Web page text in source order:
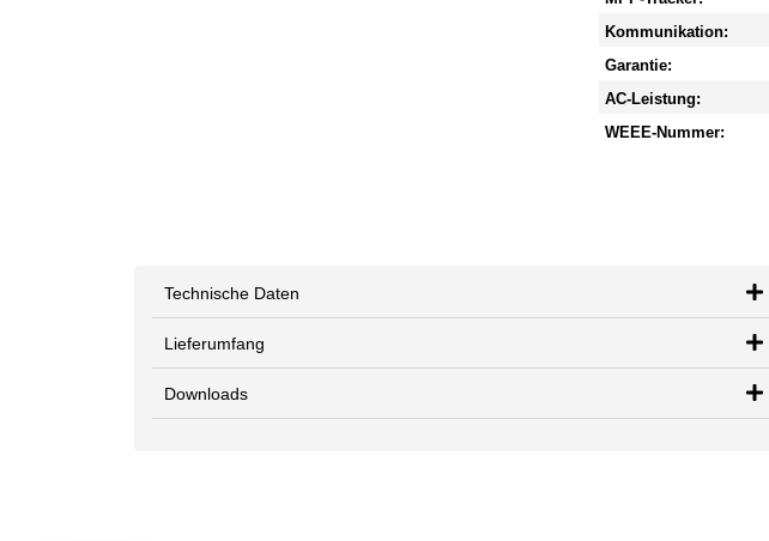
Kommunikation:
Garantie:
AC-Leistung:
WEEE-Nummer:
Technische Daten
Lieferumfang
Downloads